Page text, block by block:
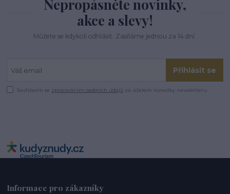
Nepropásněte novinky,
akce a slevy!
Můžete se kdykoli odhlásit. Zasíláme jednou za 14 dní.
Přihlásit se
Souhlasím se zpracováním osobních údajů za účelem rozesílky newsletteru.
Informace pro zákazníky